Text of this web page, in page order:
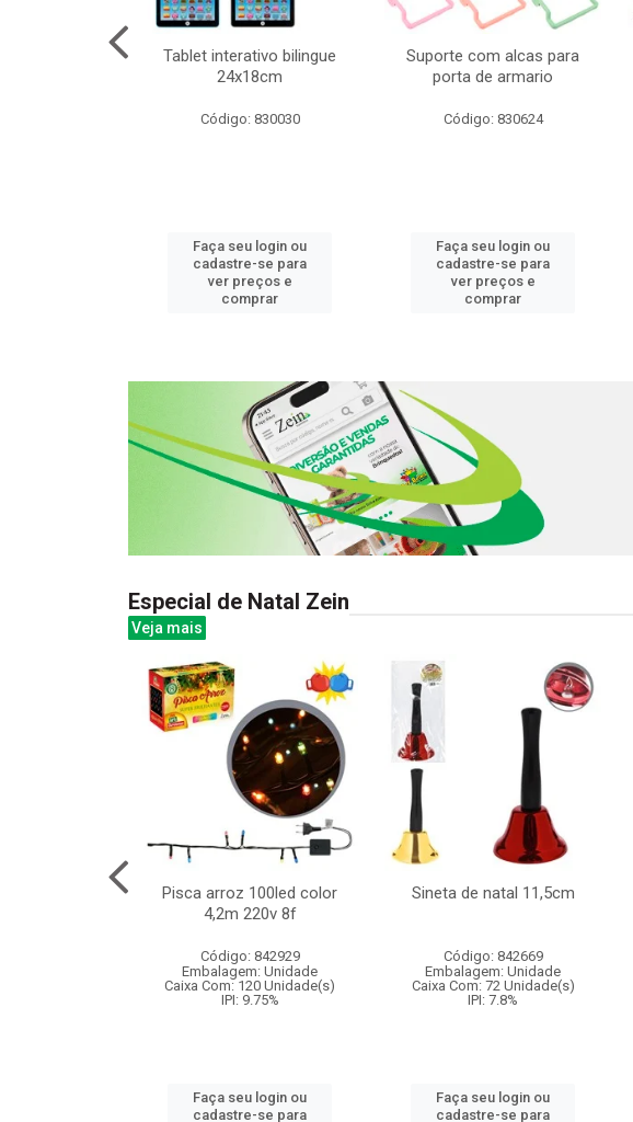
Tablet interativo bilingue
24x18cm
Código: 830030
Faça seu login ou
cadastre-se para
ver preços e
comprar
Suporte com alcas para
porta de armario
Código: 830624
Faça seu login ou
cadastre-se para
ver preços e
comprar
Especial de Natal Zein
Veja mais
Pisca arroz 100led color
4,2m 220v 8f
Código: 842929
Embalagem: Unidade
Caixa Com: 120 Unidade(s)
IPI: 9.75%
Faça seu login ou
cadastre-se para
Sineta de natal 11,5cm
Código: 842669
Embalagem: Unidade
Caixa Com: 72 Unidade(s)
IPI: 7.8%
Faça seu login ou
cadastre-se para